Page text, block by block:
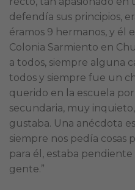
defendía sus principios,
éramos 9 hermanos, y él
Colonia Sarmiento en
a todos, siempre alguna
todos y siempre fue un
querido en la escuela
secundaria, muy
gustaba. Una anécdota
siempre nos pedía cosas
para él, estaba
gente.”